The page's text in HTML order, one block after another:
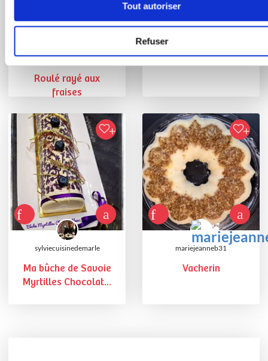
Tout autoriser
Refuser
Conseillère Guy Demarle
Roulé rayé aux
fraises
sylviecuisinedemarle
Ma bûche de Savoie
Myrtilles Chocolat...
mariejeanneb31
Vacherin